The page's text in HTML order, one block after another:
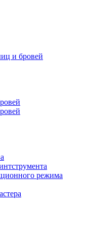
и бровей
режима